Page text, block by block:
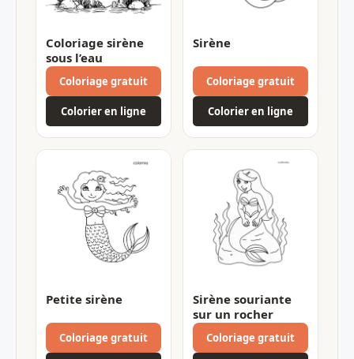
Coloriage sirène
sous l’eau
Coloriage gratuit
Colorier en ligne
Sirène
Coloriage gratuit
Colorier en ligne
Petite sirène
Coloriage gratuit
Sirène souriante
sur un rocher
Coloriage gratuit